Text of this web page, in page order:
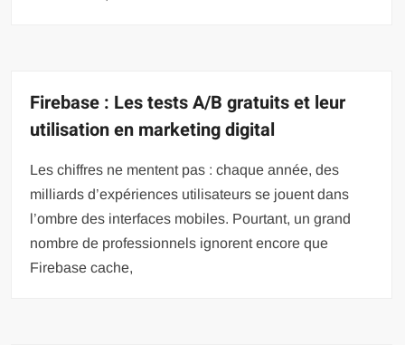
Firebase : Les tests A/B gratuits et leur
utilisation en marketing digital
Les chiffres ne mentent pas : chaque année, des
milliards d’expériences utilisateurs se jouent dans
l’ombre des interfaces mobiles. Pourtant, un grand
nombre de professionnels ignorent encore que
Firebase cache,